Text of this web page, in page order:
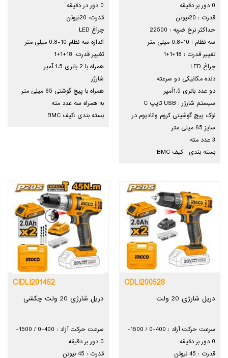
0 دور بر دقیقه
قدرت : 20نیوتن
حداکثر نرخ ضربه : 22500
سه نظام : 10-0.8 میلی متر
تغییر قدرت : 18+1+1
چراغ LED
دنده مکانیکی دو سرعته
دو عدد باتری 1.5آمپر
سیستم شارژر : USB تایپ C
نوک پیچ گوشیتی کروم وانادیوم در
سایز 65 میلی متر
3 عدد مته
بسته بندی : کیف BMC
0 دور در دقیقه
قدرت: 20نیوتن
چراغ LED
اندازه سه نظام 10-0.8 میلی متر
تغییر قدرت: 18+1+1
همراه با 2 باتری 1.5 آمپر
شارژر
همراه با پیچ گوشتی 65 میلی متر
به همراه سه عدد مته
بسته بندی :کیف BMC
CDLI200528
دریل شارژی 20 ولت
سرعت حرکت آزاد : 400-0 / 1500-
0 دور بر دقیقه
قدرت : 45 نیوتن
CIDLI201452
دریل شارژی 20 ولت چکشی
سرعت حرکت آزاد : 400-0 / 1500-
0 دور بر دقیقه
قدرت : 45 نیوتن